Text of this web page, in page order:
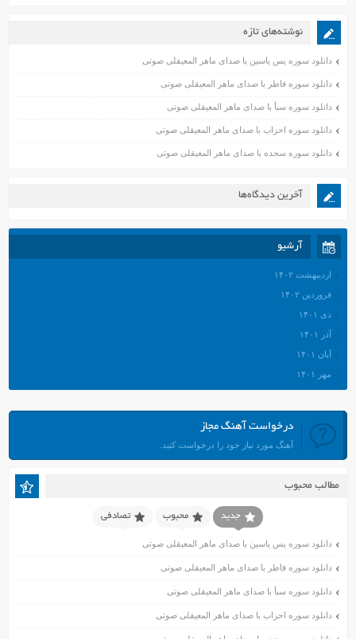
نوشته‌های تازه
دانلود سوره یس یاسین با صدای ماهر المعیقلی صوتی
دانلود سوره فاطر با صدای ماهر المعیقلی صوتی
دانلود سوره سبأ با صدای ماهر المعیقلی صوتی
دانلود سوره احزاب با صدای ماهر المعیقلی صوتی
دانلود سوره سجده با صدای ماهر المعیقلی صوتی
آخرین دیدگاه‌ها
آرشیو
اردیبهشت ۱۴۰۲
فروردین ۱۴۰۲
دی ۱۴۰۱
آذر ۱۴۰۱
آبان ۱۴۰۱
مهر ۱۴۰۱
مرداد ۱۴۰۱
تیر ۱۴۰۱
فروردین ۱۴۰۱
آذر ۱۴۰۰
آبان ۱۴۰۰
اسفند ۱۳۹۹
درخواست آهنگ مجاز
آهنگ مورد نیاز خود را درخواست کنید.
مطالب محبوب
جدید محبوب تصادفی
دانلود سوره یس یاسین با صدای ماهر المعیقلی صوتی
دانلود سوره فاطر با صدای ماهر المعیقلی صوتی
دانلود سوره سبأ با صدای ماهر المعیقلی صوتی
دانلود سوره احزاب با صدای ماهر المعیقلی صوتی